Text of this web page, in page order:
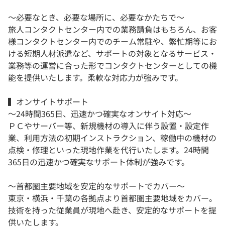
〜必要なとき、必要な場所に、必要なかたちで〜
旅人コンタクトセンター内での業務請負はもちろん、お客
様コンタクトセンター内でのチーム常駐や、繁忙期等にお
ける短期人材派遣など、サポートの対象となるサービス・
業務等の運営に合った形でコンタクトセンターとしての機
能を提供いたします。柔軟な対応力が強みです。
▍オンサイトサポート
〜24時間365日、迅速かつ確実なオンサイト対応〜
ＰＣやサーバー等、新規機材の導入に伴う設置・設定作
業、利用方法の初期インストラクション、稼働中の機材の
点検・修理といった現地作業を代行いたします。24時間
365日の迅速かつ確実なサポート体制が強みです。
〜首都圏主要地域を安定的なサポートでカバー〜
東京・横浜・千葉の各拠点より首都圏主要地域をカバー。
技術を持った従業員が現地へ赴き、安定的なサポートを提
供いたします。